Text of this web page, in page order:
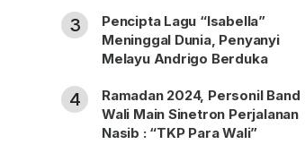
3
Pencipta Lagu “Isabella”
Meninggal Dunia, Penyanyi
Melayu Andrigo Berduka
4
Ramadan 2024, Personil Band
Wali Main Sinetron Perjalanan
Nasib : “TKP Para Wali”